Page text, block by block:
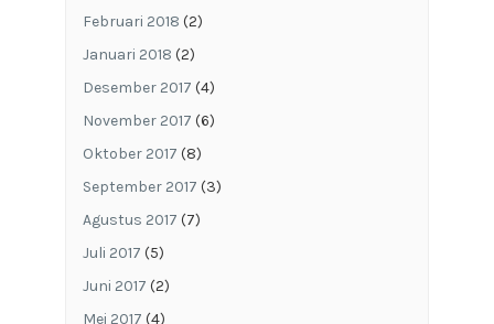
Februari 2018 (2)
Januari 2018 (2)
Desember 2017 (4)
November 2017 (6)
Oktober 2017 (8)
September 2017 (3)
Agustus 2017 (7)
Juli 2017 (5)
Juni 2017 (2)
Mei 2017 (4)